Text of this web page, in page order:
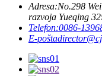
Adresa:No.298
razvoja Yueqing
Telefon:0086-
E-pošta